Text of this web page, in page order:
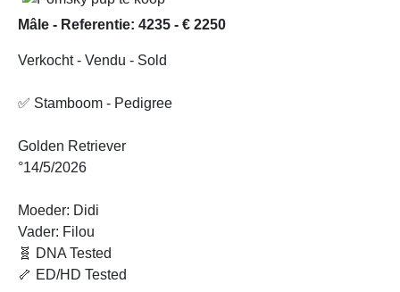
Mâle - Referentie: 4235 - € 2250
Verkocht - Vendu - Sold
✅ Stamboom - Pedigree
Golden Retriever
°14/5/2026
Moeder: Didi
Vader: Filou
🧬 DNA Tested
🦴 ED/HD Tested